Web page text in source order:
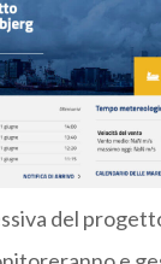
del